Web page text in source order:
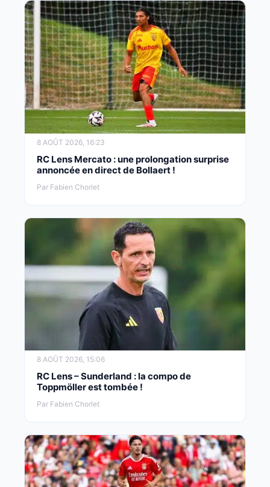
8 AOÛT 2026, 16:23
RC Lens Mercato : une prolongation surprise
annoncée en direct de Bollaert !
Par Fabien Chorlet
8 AOÛT 2026, 15:06
RC Lens – Sunderland : la compo de
Toppmöller est tombée !
Par Fabien Chorlet